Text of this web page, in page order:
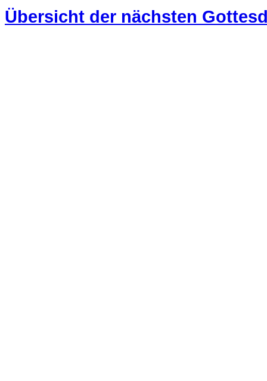
Übersicht der nächsten